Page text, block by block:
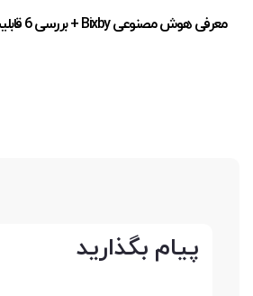
معرفی هوش مصنوعی Bixby + بررسی 6 قابلیت آن
پیام بگذارید